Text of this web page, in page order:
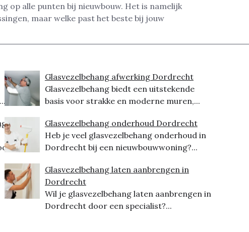
op alle punten bij nieuwbouw. Het is namelijk
maar welke past het beste bij jouw
Glasvezelbehang afwerking Dordrecht
Glasvezelbehang biedt een uitstekende
basis voor strakke en moderne muren,...
Glasvezelbehang onderhoud Dordrecht
Heb je veel glasvezelbehang onderhoud in
Dordrecht bij een nieuwbouwwoning?...
Glasvezelbehang laten aanbrengen in
Dordrecht
Wil je glasvezelbehang laten aanbrengen in
Dordrecht door een specialist?...